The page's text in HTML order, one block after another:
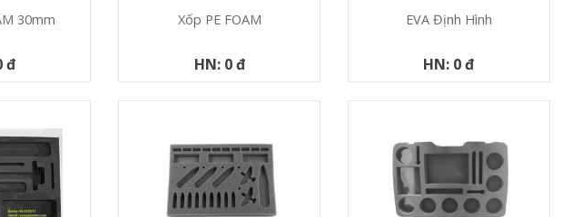
30mm
đ
Xốp PE FOAM
HN: 0 đ
EVA Định Hình
HN: 0 đ